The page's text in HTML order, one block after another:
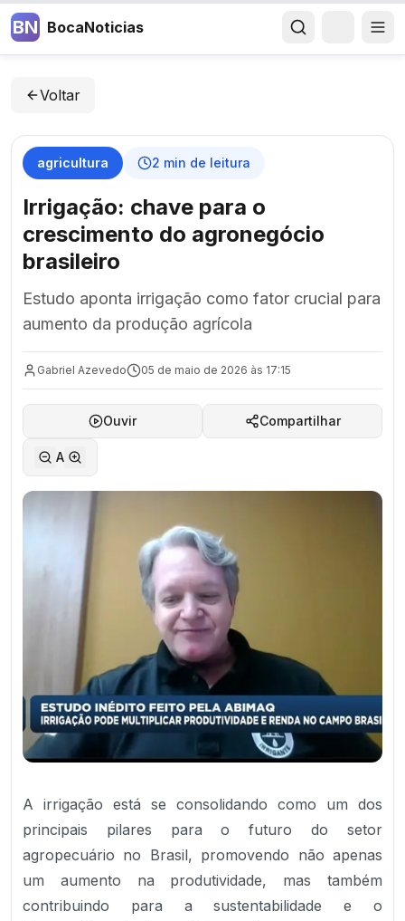
BN BocaNoticias
Voltar
agricultura 2 min de leitura
Irrigação: chave para o
crescimento do agronegócio
brasileiro
Estudo aponta irrigação como fator crucial para
aumento da produção agrícola
Gabriel Azevedo 05 de maio de 2026 às 17:15
Ouvir Compartilhar
A
A irrigação está se consolidando como um dos
principais pilares para o futuro do setor
agropecuário no Brasil, promovendo não apenas
um aumento na produtividade, mas também
contribuindo para a sustentabilidade e o